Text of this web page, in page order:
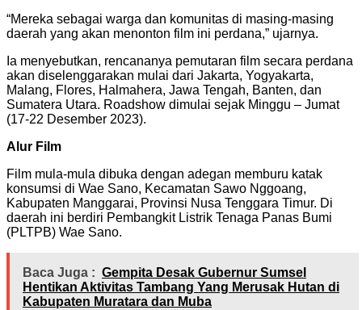
“Mereka sebagai warga dan komunitas di masing-masing
daerah yang akan menonton film ini perdana,” ujarnya.
Ia menyebutkan, rencananya pemutaran film secara perdana
akan diselenggarakan mulai dari Jakarta, Yogyakarta,
Malang, Flores, Halmahera, Jawa Tengah, Banten, dan
Sumatera Utara. Roadshow dimulai sejak Minggu – Jumat
(17-22 Desember 2023).
Alur Film
Film mula-mula dibuka dengan adegan memburu katak
konsumsi di Wae Sano, Kecamatan Sawo Nggoang,
Kabupaten Manggarai, Provinsi Nusa Tenggara Timur. Di
daerah ini berdiri Pembangkit Listrik Tenaga Panas Bumi
(PLTPB) Wae Sano.
Baca Juga : Gempita Desak Gubernur Sumsel
Hentikan Aktivitas Tambang Yang Merusak Hutan di
Kabupaten Muratara dan Muba